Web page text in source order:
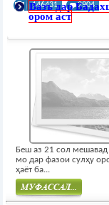
146431
2904
Вазъ дар
ором аст
Беш аз 21 сол
мо дар фазои сулҳу
ҳаёт ба...